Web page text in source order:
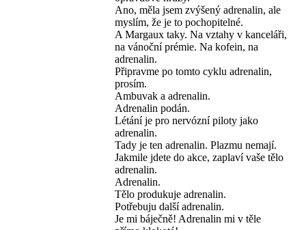
Ano, měla jsem zvýšený adrenalin, ale
myslím, že je to pochopitelné.
A Margaux taky. Na vztahy v kanceláři,
na vánoční prémie. Na kofein, na
adrenalin.
Připravme po tomto cyklu adrenalin,
prosím.
Ambuvak a adrenalin.
Adrenalin podán.
Létání je pro nervózní piloty jako
adrenalin.
Tady je ten adrenalin. Plazmu nemají.
Jakmile jdete do akce, zaplaví vaše tělo
adrenalin.
Adrenalin.
Tělo produkuje adrenalin.
Potřebuju další adrenalin.
Je mi báječně! Adrenalin mi v těle